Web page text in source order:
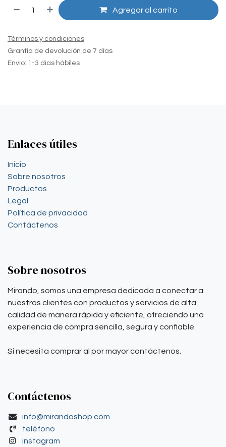
Agregar al carrito
Términos y condiciones
Grantía de devolución de 7 días
Envío: 1-3 días hábiles
Enlaces útiles
Inicio
Sobre nosotros
Productos
Legal
Política de privacidad
Contáctenos
Sobre nosotros
Mirando, somos una empresa dedicada a conectar a
nuestros clientes con productos y servicios de alta
calidad de manera rápida y eficiente, ofreciendo una
experiencia de compra sencilla, segura y confiable.
Si necesita comprar al por mayor contáctenos.
Contáctenos
info@mirandoshop.com
teléfono
instagram